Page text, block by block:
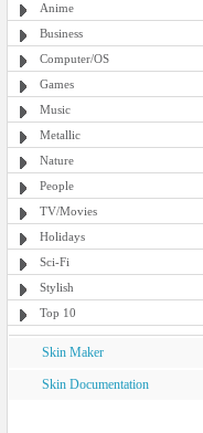
Anime
Business
Computer/OS
Games
Music
Metallic
Nature
People
TV/Movies
Holidays
Sci-Fi
Stylish
Top 10
Skin Maker
Skin Documentation